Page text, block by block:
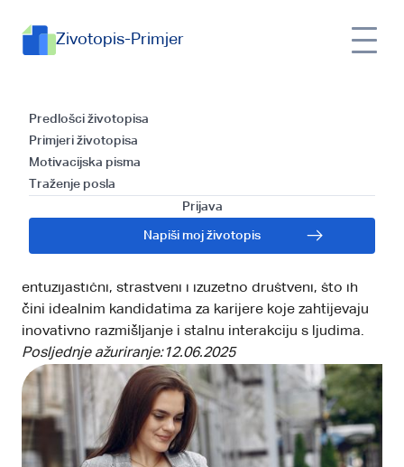
Zivotopis-Primjer
Predlošci životopisa
Primjeri životopisa
Motivacijska pisma
Traženje posla
Prijava
Napiši moj životopis
ENFP najbolji poslovi na
svijetu: Savjeti kako bi
pronašli idealan posao
ENFP osobnost, poznata po svojoj ekstrovertiranosti,
intuiciji, osjećaju i percepciji, često se ističe u
entuzijastični, strastveni i izuzetno društveni, što ih
čini idealnim kandidatima za karijere koje zahtijevaju
inovativno razmišljanje i stalnu interakciju s ljudima.
Posljednje ažuriranje:12.06.2025